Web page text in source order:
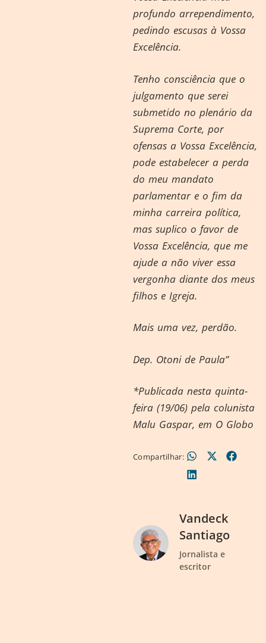
profundo arrependimento,
pedindo escusas à Vossa
Excelência.
Tenho consciência que o
julgamento que serei
submetido no plenário da
Suprema Corte, por
ofensas a Vossa Excelência,
pode estabelecer a perda
do meu mandato
parlamentar e o fim da
minha carreira política,
mas suplico o favor de
Vossa Excelência, que me
ajude a não viver essa
vergonha diante dos meus
filhos e Igreja.
Mais uma vez, perdão.
Dep. Otoni de Paula”
*Publicada nesta quinta-
feira (19/06) pela colunista
Malu Gaspar, em O Globo
Compartilhar:
Vandeck
Santiago
Jornalista e
escritor